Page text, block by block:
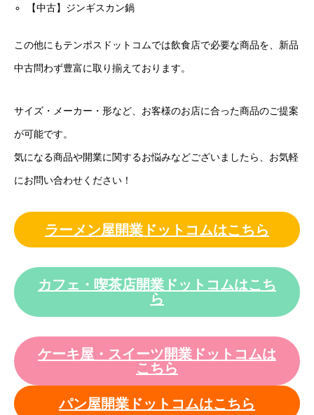
【中古】ジンギスカン鍋
この他にもテンポスドットコムでは飲食店で必要な商品を、新品
中古問わず豊富に取り揃えております。
サイズ・メーカー・形など、お客様のお店に合った商品のご提案
が可能です。
気になる商品や開業に関するお悩みなどございましたら、お気軽
にお問い合わせください！
ラーメン屋開業ドットコムはこちら
カフェ・喫茶店開業ドットコムはこち
ら
ケーキ屋・スイーツ開業ドットコムは
こちら
パン屋開業ドットコムはこちら